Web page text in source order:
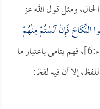
الحال، ومثل قول الله عز
النِّكَاحَ فَإِنْ آنَسْتُمْ مِنْهُمْ
[النساء:6]، فهم يتامى باعتبار ما
إلا أن فيه لفظ: